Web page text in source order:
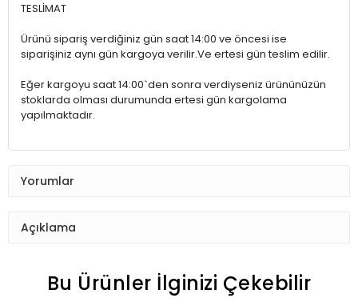
TESLİMAT
Ürünü sipariş verdiğiniz gün saat 14:00 ve öncesi ise
siparişiniz aynı gün kargoya verilir.Ve ertesi gün teslim edilir.
Eğer kargoyu saat 14:00`den sonra verdiyseniz ürününüzün
stoklarda olması durumunda ertesi gün kargolama
yapılmaktadır.
Yorumlar
Açıklama
Bu Ürünler İlginizi Çekebilir